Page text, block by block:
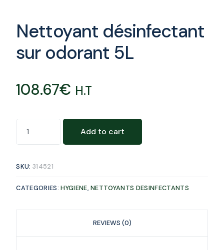
Nettoyant désinfectant
sur odorant 5L
108.67€ H.T
Add to cart
SKU:314521
CATEGORIES:HYGIENE,NETTOYANTS DESINFECTANTS
REVIEWS (0)